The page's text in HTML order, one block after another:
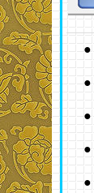
●
●
●
●
●